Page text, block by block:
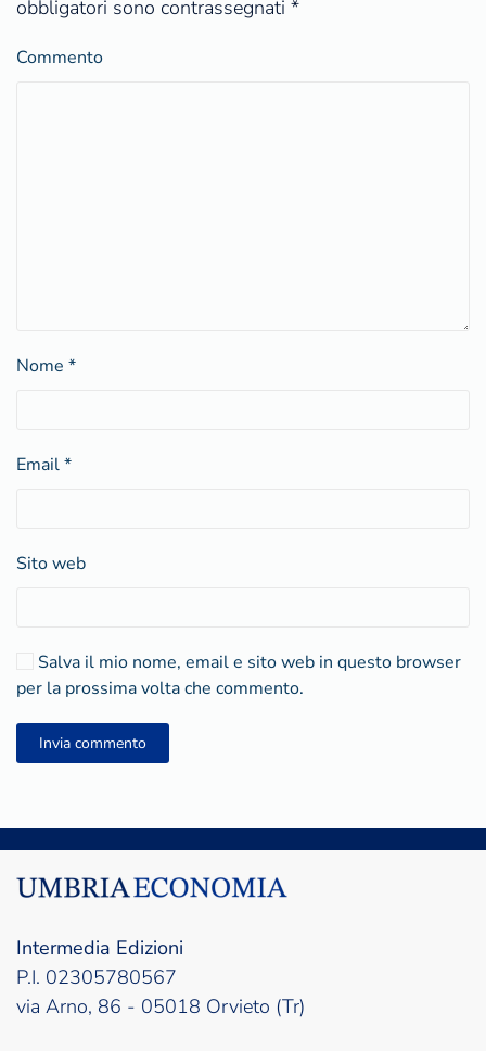
obbligatori sono contrassegnati *
Commento
Nome *
Email*
Sito web
Salva il mio nome, email e sito web in questo browser
per la prossima volta che commento.
Invia commento
Intermedia Edizioni
P.I. 02305780567
via Arno, 86 - 05018 Orvieto (Tr)